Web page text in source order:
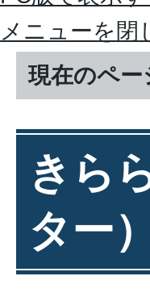
メニューを閉
現在のペー
きら
ター）